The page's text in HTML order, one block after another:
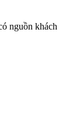
nguồn khách